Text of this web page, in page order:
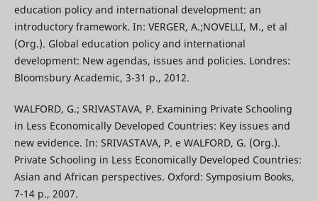
education policy and international development: an
introductory framework. In: VERGER, A.;NOVELLI, M., et al
(Org.). Global education policy and international
development: New agendas, issues and policies. Londres:
Bloomsbury Academic, 3-31 p., 2012.
WALFORD, G.; SRIVASTAVA, P. Examining Private Schooling
in Less Economically Developed Countries: Key issues and
new evidence. In: SRIVASTAVA, P. e WALFORD, G. (Org.).
Private Schooling in Less Economically Developed Countries:
Asian and African perspectives. Oxford: Symposium Books,
7-14 p., 2007.